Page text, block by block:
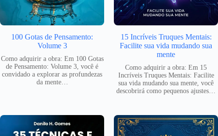
100 Gotas de Pensamento:
Volume 3
Como adquirir a obra: Em 100 Gotas
de Pensamento: Volume 3, você é
convidado a explorar as profundezas
da mente…
15 Incríveis Truques Mentais:
Facilite sua vida mudando sua
mente
Como adquirir a obra: Em 15
Incríveis Truques Mentais: Facilite
sua vida mudando sua mente, você
descobrirá como pequenos ajustes…